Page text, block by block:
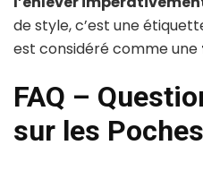
de style, c’est une
est considéré comme une
FAQ –
sur les